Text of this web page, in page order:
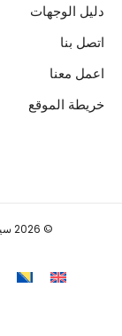
دليل الوجهات
اتصل بنا
اعمل معنا
خريطة الموقع
© 2026 سياحة البوسنة والهرسك – جميع الحقوق محفوظة.